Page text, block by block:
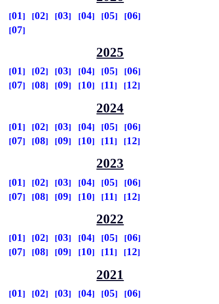
01 02 03 04 05
06
07
2025
01 02 03 04 05
06
07
08 09 10 11 12
2024
01 02 03 04 05
06
07
08 09 10 11 12
2023
01 02 03 04 05
06
07
08 09 10 11 12
2022
01 02 03 04 05
06
07
08 09 10 11 12
2021
01 02 03 04 05
06